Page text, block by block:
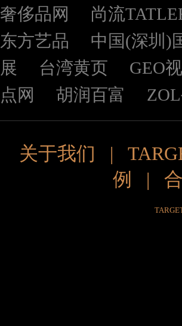
奢侈品网
尚流
东方艺品
中国(深圳)
展
台湾黄页 GEO
点网
胡润百富
关于我们 |
例
|